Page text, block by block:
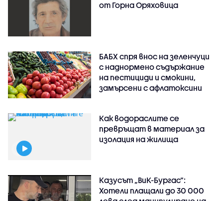
от Горна Оряховица
БАБХ спря внос на зеленчуци
с наднормено съдържание
на пестициди и смокини,
замърсени с афлатоксини
Как водораслите се
превръщат в материал за
изолация на жилища
Казусът „ВиК-Бургас“:
Хотели плащали до 30 000